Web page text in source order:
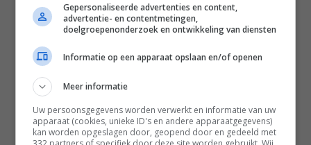
Gepersonaliseerde advertenties en content,
advertentie- en contentmetingen,
doelgroepenonderzoek en ontwikkeling van diensten
Informatie op een apparaat opslaan en/of openen
Meer informatie
Uw persoonsgegevens worden verwerkt en informatie van uw
apparaat (cookies, unieke ID's en andere apparaatgegevens)
kan worden opgeslagen door, geopend door en gedeeld met